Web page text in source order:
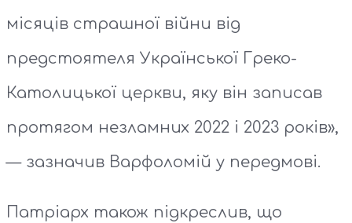
місяців страшної війни від
предстоятеля Української Греко-
Католицької церкви, яку він записав
протягом незламних 2022 і 2023 років»,
— зазначив Варфоломій у передмові.
Патріарх також підкреслив, що